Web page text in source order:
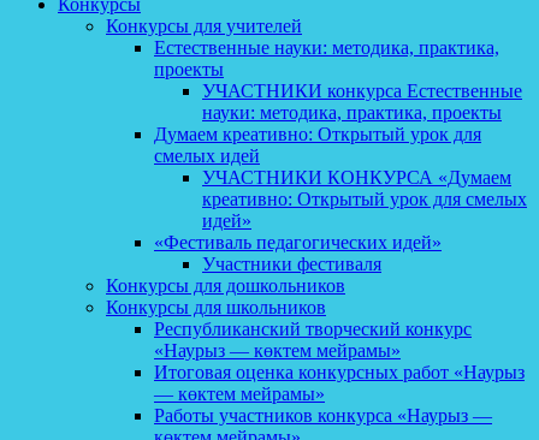
Конкурсы
Конкурсы для учителей
Естественные науки: методика, практика,
проекты
УЧАСТНИКИ конкурса Естественные
науки: методика, практика, проекты
Думаем креативно: Открытый урок для
смелых идей
УЧАСТНИКИ КОНКУРСА «Думаем
креативно: Открытый урок для смелых
идей»
«Фестиваль педагогических идей»
Участники фестиваля
Конкурсы для дошкольников
Конкурсы для школьников
Республиканский творческий конкурс
«Наурыз — көктем мейрамы»
Итоговая оценка конкурсных работ «Наурыз
— көктем мейрамы»
Работы участников конкурса «Наурыз —